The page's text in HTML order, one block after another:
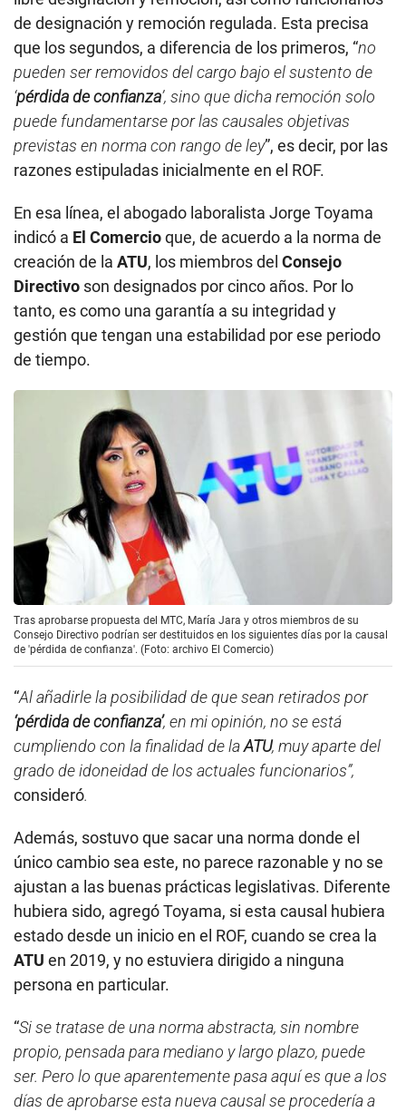
de designación y remoción regulada. Esta precisa
que los segundos, a diferencia de los primeros, “no
pueden ser removidos del cargo bajo el sustento de
‘pérdida de confianza’, sino que dicha remoción solo
puede fundamentarse por las causales objetivas
previstas en norma con rango de ley”, es decir, por las
razones estipuladas inicialmente en el ROF.
En esa línea, el abogado laboralista Jorge Toyama
indicó a El Comercioque, de acuerdo a la norma de
creación de la ATU, los miembros del Consejo
Directivo son designados por cinco años. Por lo
tanto, es como una garantía a su integridad y
gestión que tengan una estabilidad por ese periodo
de tiempo.
Tras aprobarse propuesta del MTC, María Jara y otros miembros de su
Consejo Directivo podrían ser destituidos en los siguientes días por la causal
de 'pérdida de confianza'. (Foto: archivo El Comercio)
“Al añadirle la posibilidad de que sean retirados por
‘pérdida de confianza’, en mi opinión, no se está
cumpliendo con la finalidad de laATU, muy aparte del
grado de idoneidad de los actuales funcionarios”,
consideró.
Además, sostuvo que sacar una norma donde el
único cambio sea este, no parece razonable y no se
ajustan a las buenas prácticas legislativas. Diferente
hubiera sido, agregó Toyama, si esta causal hubiera
estado desde un inicio en el ROF, cuando se crea la
ATU en 2019, y no estuviera dirigido a ninguna
persona en particular.
“Si se tratase de una norma abstracta, sin nombre
propio, pensada para mediano y largo plazo, puede
ser. Pero lo que aparentemente pasa aquí es que a los
días de aprobarse esta nueva causal se procedería a